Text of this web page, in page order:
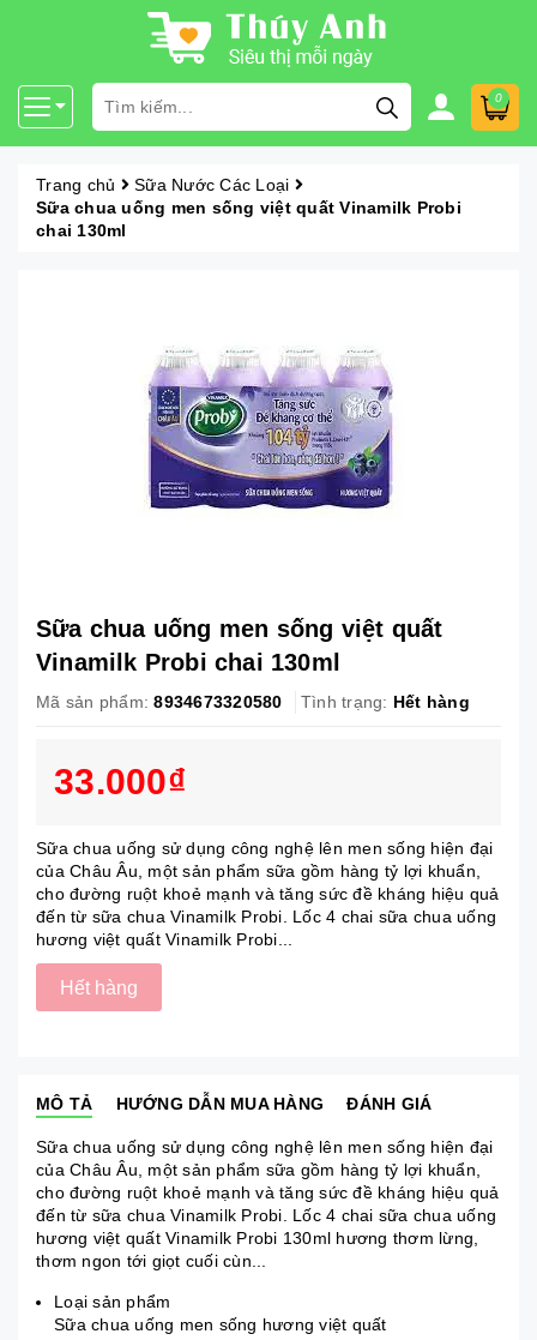
0
Trang chủ
Sữa Nước Các Loại
Sữa chua uống men sống việt quất Vinamilk Probi
chai 130ml
Sữa chua uống men sống việt quất
Vinamilk Probi chai 130ml
Mã sản phẩm: 8934673320580 Tình trạng: Hết hàng
33.000₫
Sữa chua uống sử dụng công nghệ lên men sống hiện đại
của Châu Âu, một sản phẩm sữa gồm hàng tỷ lợi khuẩn,
cho đường ruột khoẻ mạnh và tăng sức đề kháng hiệu quả
đến từ sữa chua Vinamilk Probi. Lốc 4 chai sữa chua uống
hương việt quất Vinamilk Probi...
Hết hàng
MÔ TẢ HƯỚNG DẪN MUA HÀNG ĐÁNH GIÁ
Sữa chua uống sử dụng công nghệ lên men sống hiện đại
của Châu Âu, một sản phẩm sữa gồm hàng tỷ lợi khuẩn,
cho đường ruột khoẻ mạnh và tăng sức đề kháng hiệu quả
đến từ sữa chua Vinamilk Probi. Lốc 4 chai sữa chua uống
hương việt quất Vinamilk Probi 130ml hương thơm lừng,
thơm ngon tới giọt cuối cùn...
Loại sản phẩm
Sữa chua uống men sống hương việt quất